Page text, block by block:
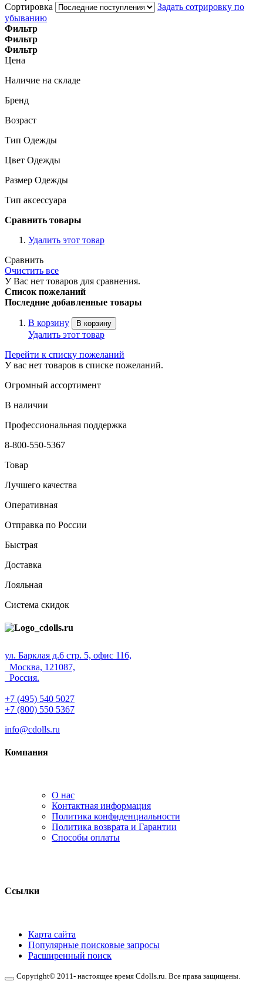
Сортировка
Задать сотрировку по
убыванию
Фильтр
Фильтр
Фильтр
Цена
Наличие на складе
Бренд
Возраст
Тип Одежды
Цвет Одежды
Размер Одежды
Тип аксессуара
Сравнить товары
Удалить этот товар
Сравнить
Очистить все
У Вас нет товаров для сравнения.
Список пожеланий
Последние добавленные товары
В корзину В корзину
Удалить этот товар
Перейти к списку пожеланий
У вас нет товаров в списке пожеланий.
Огромный ассортимент
В наличии
Профессиональная поддержка
8-800-550-5367
Товар
Лучшего качества
Оперативная
Отправка по России
Быстрая
Доставка
Лояльная
Система скидок
ул. Барклая д.6 стр. 5, офис 116,
Москва, 121087,
Россия.
+7 (495) 540 5027
+7 (800) 550 5367
info@cdolls.ru
Компания
О нас
Контактная информация
Политика конфиденциальности
Политика возврата и Гарантии
Способы оплаты
Ссылки
Карта сайта
Популярные поисковые запросы
Расширенный поиск
Copyright© 2011- настоящее время Cdolls.ru. Все права защищены.